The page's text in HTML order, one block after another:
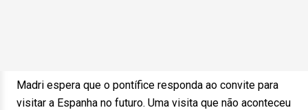
Madri espera que o pontífice responda ao convite para
visitar a Espanha no futuro. Uma visita que não aconteceu